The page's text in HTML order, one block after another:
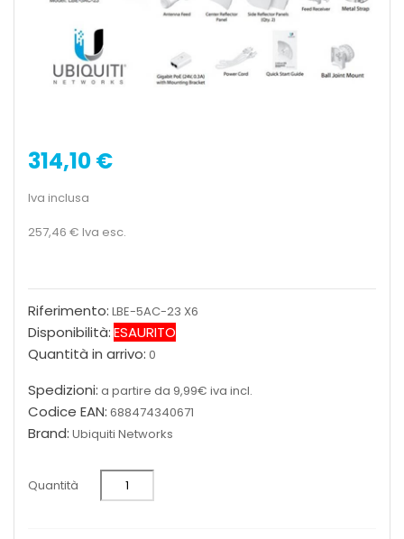
314,10 €
Iva inclusa
257,46 € Iva esc.
Riferimento: LBE-5AC-23 X6
Disponibilità:ESAURITO
Quantità in arrivo: 0
Spedizioni: a partire da 9,99€ iva incl.
Codice EAN: 688474340671
Brand: Ubiquiti Networks
Quantità